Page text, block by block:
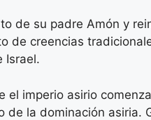
de su padre Amón y
de creencias
Israel.
imperio asirio
la dominación asiria.